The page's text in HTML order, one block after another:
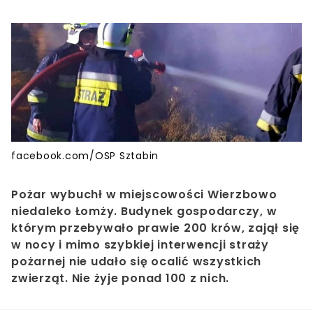
facebook.com/OSP Sztabin
Pożar wybuchł w miejscowości Wierzbowo
niedaleko Łomży. Budynek gospodarczy, w
którym przebywało prawie 200 krów, zajął się
w nocy i mimo szybkiej interwencji straży
pożarnej nie udało się ocalić wszystkich
zwierząt. Nie żyje ponad 100 z nich.